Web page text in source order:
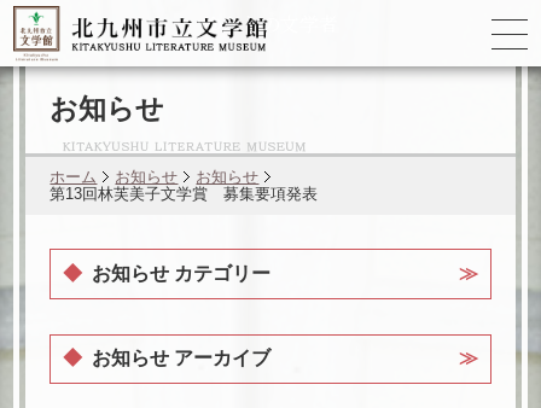
ゆかりの
お知らせ
ホーム お知らせ
お知らせ
第13回林芙美子文学賞 募集要項発表
お知らせ カテゴリー
お知らせ アーカイブ